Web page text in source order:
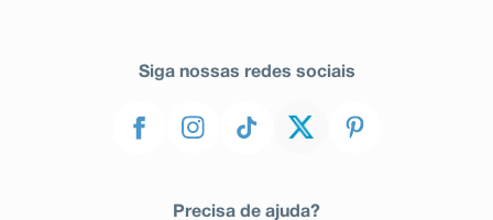
Siga nossas redes sociais
Precisa de ajuda?